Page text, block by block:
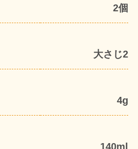
2個
大さじ2
4g
140ml